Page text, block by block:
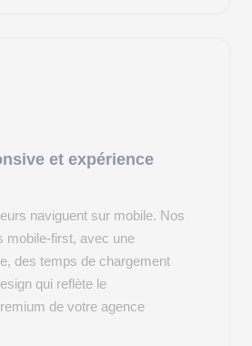
et expérience
naviguent sur mobile. Nos
mobile-first, avec une
des temps de chargement
qui reflète le
de votre agence